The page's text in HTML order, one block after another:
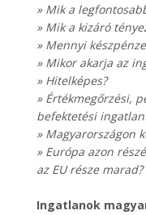
» Mik a
» Mik a kizáró
» Mennyi
» Mikor akarja az
» Hitelképes?
» Értékmegőrzési,
befektetési
» Magyarországon
» Európa azon
az EU része marad?
Ingatlanok